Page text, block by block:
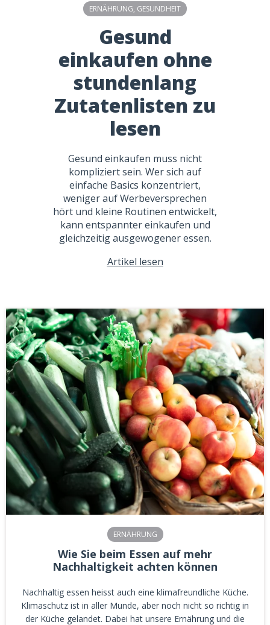
ERNÄHRUNG, GESUNDHEIT
Gesund
einkaufen ohne
stundenlang
Zutatenlisten zu
lesen
Gesund einkaufen muss nicht
kompliziert sein. Wer sich auf
einfache Basics konzentriert,
weniger auf Werbeversprechen
hört und kleine Routinen entwickelt,
kann entspannter einkaufen und
gleichzeitig ausgewogener essen.
Artikel lesen
ERNÄHRUNG
Wie Sie beim Essen auf mehr
Nachhaltigkeit achten können
Nachhaltig essen heisst auch eine klimafreundliche Küche.
Klimaschutz ist in aller Munde, aber noch nicht so richtig in
der Küche gelandet. Dabei hat unsere Ernährung und die